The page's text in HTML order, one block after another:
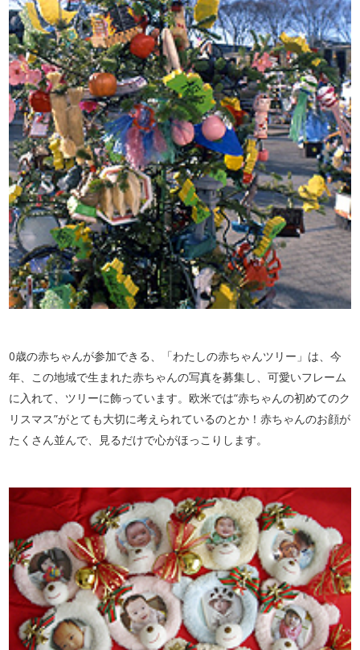
0歳の赤ちゃんが参加できる、「わたしの赤ちゃんツリー」は、今
年、この地域で生まれた赤ちゃんの写真を募集し、可愛いフレーム
に入れて、ツリーに飾っています。欧米では“赤ちゃんの初めてのク
リスマス”がとても大切に考えられているのとか！赤ちゃんのお顔が
たくさん並んで、見るだけで心がほっこりします。